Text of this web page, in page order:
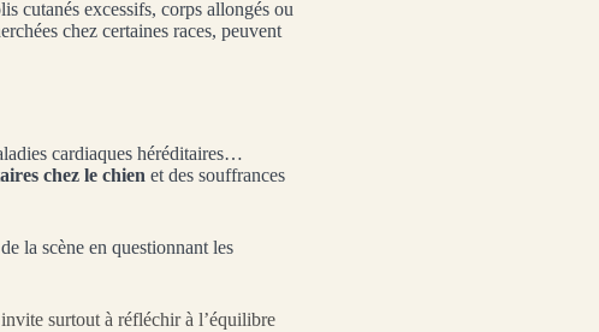
cutanés excessifs, corps allongés ou
chez certaines races, peuvent
cardiaques héréditaires…
chez le chien et des souffrances
la scène en questionnant les
surtout à réfléchir à l’équilibre